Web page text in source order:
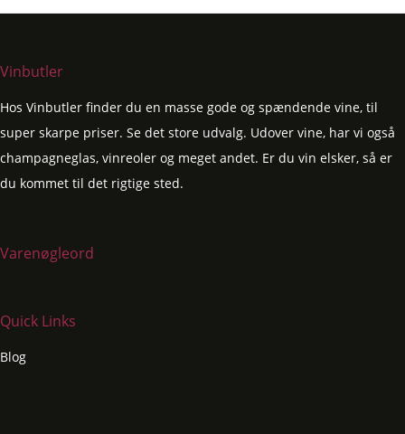
Vinbutler
Hos Vinbutler finder du en masse gode og spændende vine, til
super skarpe priser. Se det store udvalg. Udover vine, har vi også
champagneglas, vinreoler og meget andet. Er du vin elsker, så er
du kommet til det rigtige sted.
Varenøgleord
Quick Links
Blog